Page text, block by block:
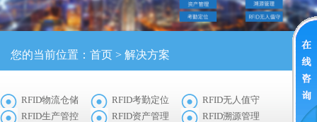
您的当前位置： 首页 > 解决方案
RFID物流仓储 RFID考勤定位
RFID无人值守
RFID生产管控
RFID资产管理
RFID溯源管理